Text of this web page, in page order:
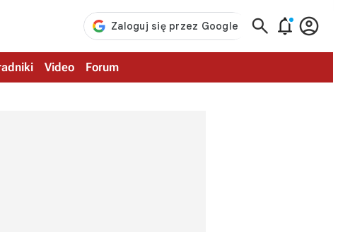
  
Video Forum